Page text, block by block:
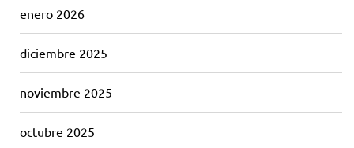
enero 2026
diciembre 2025
noviembre 2025
octubre 2025